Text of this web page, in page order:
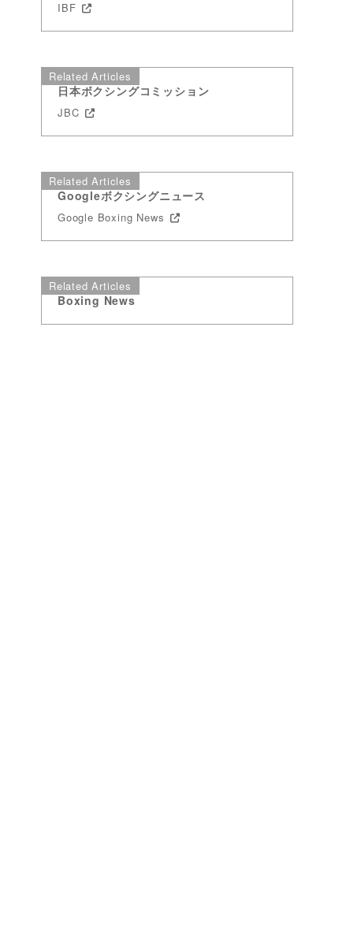
IBF
Related Articles
日本ボクシングコミッション
JBC
Related Articles
Googleボクシングニュース
Google Boxing News
Related Articles
Boxing News